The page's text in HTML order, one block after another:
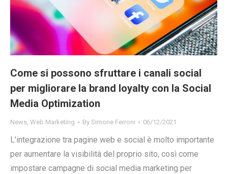
Come si possono sfruttare i canali social
per migliorare la brand loyalty con la Social
Media Optimization
News, Web Marketing By Simone Ferroni 06/12/2021
L’integrazione tra pagine web e social è molto importante
per aumentare la visibilità del proprio sito, così come
impostare campagne di social media marketing per